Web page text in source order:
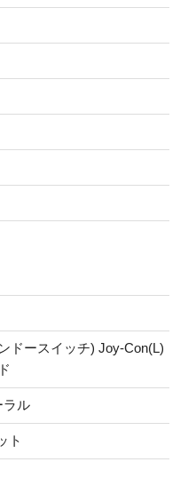
ドースイッチ) Joy-Con(L)
ル
ト